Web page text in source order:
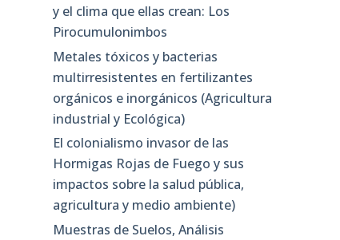
y el clima que ellas crean: Los
Pirocumulonimbos
Metales tóxicos y bacterias
multirresistentes en fertilizantes
orgánicos e inorgánicos (Agricultura
industrial y Ecológica)
El colonialismo invasor de las
Hormigas Rojas de Fuego y sus
impactos sobre la salud pública,
agricultura y medio ambiente)
Muestras de Suelos, Análisis